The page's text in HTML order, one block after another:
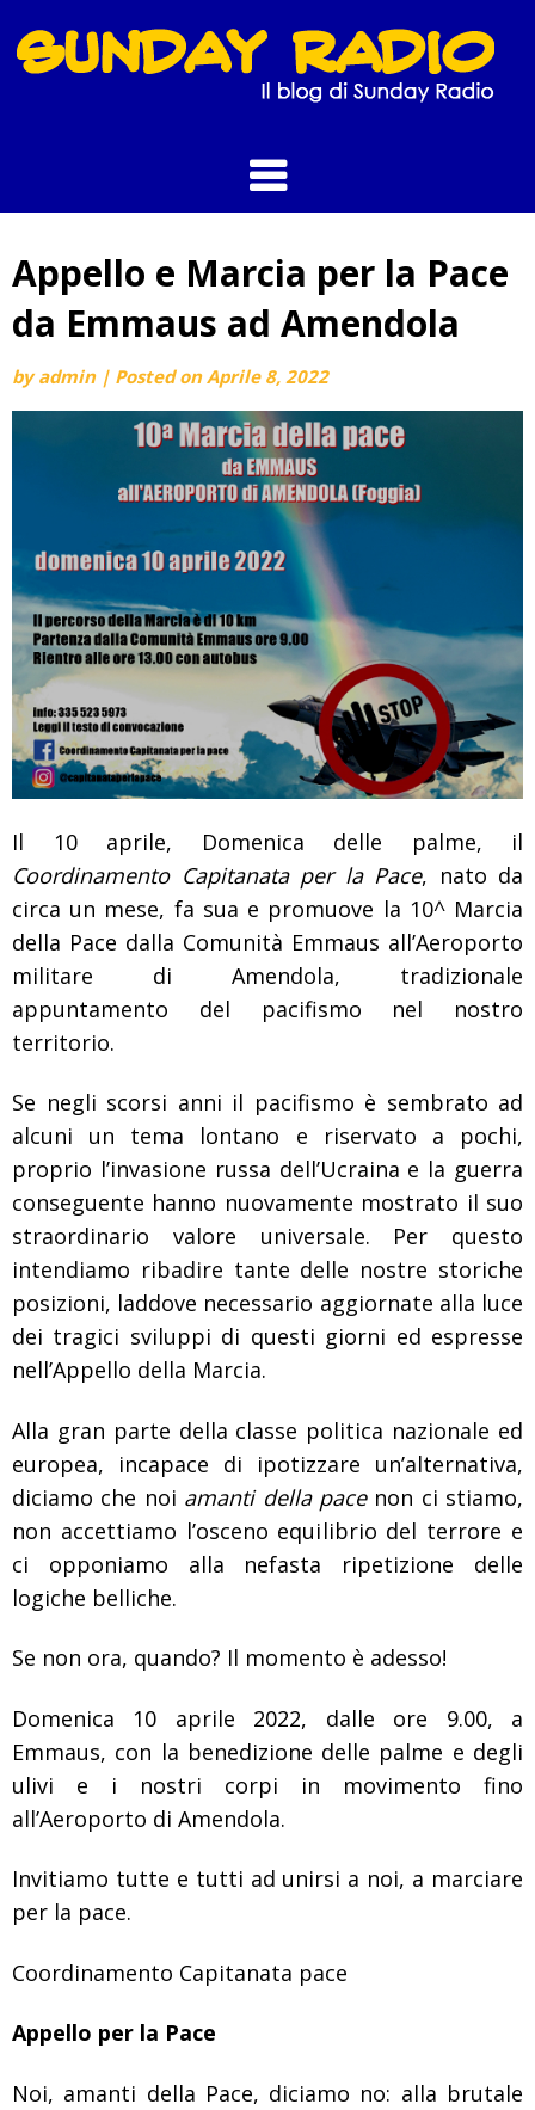
to
content
Appello e Marcia per la Pace
da Emmaus ad Amendola
byadmin | Posted onAprile 8, 2022
Il 10 aprile, Domenica delle palme, il
Coordinamento Capitanata per la Pace, nato da
circa un mese, fa sua e promuove la 10^ Marcia
della Pace dalla Comunità Emmaus all’Aeroporto
militare di Amendola, tradizionale
appuntamento del pacifismo nel nostro
territorio.
Se negli scorsi anni il pacifismo è sembrato ad
alcuni un tema lontano e riservato a pochi,
proprio l’invasione russa dell’Ucraina e la guerra
conseguente hanno nuovamente mostrato il suo
straordinario valore universale. Per questo
intendiamo ribadire tante delle nostre storiche
posizioni, laddove necessario aggiornate alla luce
dei tragici sviluppi di questi giorni ed espresse
nell’Appello della Marcia.
Alla gran parte della classe politica nazionale ed
europea, incapace di ipotizzare un’alternativa,
diciamo che noi amanti della pace non ci stiamo,
non accettiamo l’osceno equilibrio del terrore e
ci opponiamo alla nefasta ripetizione delle
logiche belliche.
Se non ora, quando? Il momento è adesso!
Domenica 10 aprile 2022, dalle ore 9.00, a
Emmaus, con la benedizione delle palme e degli
ulivi e i nostri corpi in movimento fino
all’Aeroporto di Amendola.
Invitiamo tutte e tutti ad unirsi a noi, a marciare
per la pace.
Coordinamento Capitanata pace
Appello per la Pace
Noi, amanti della Pace, diciamo no: alla brutale